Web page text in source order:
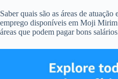
Saber quais são as áreas de
emprego disponíveis em Moji Mirim
áreas que podem pagar bons